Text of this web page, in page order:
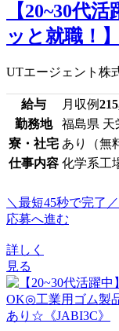
【20~30代
ッと就職！
UTエージェント株
給与 月収例
勤務地
福島県 天
寮・社宅 あり（無
仕事内容 化学系工
＼最短45秒で完了／
応募へ進む
詳しく
見る